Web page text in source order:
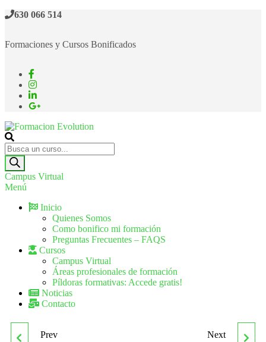
630 066 514
Formaciones y Cursos Bonificados
Formacion Evolution
Cursos de formación continua
Campus Virtual
Menú
Inicio
Quienes Somos
Como bonifico mi formación
Preguntas Frecuentes – FAQS
Cursos
Campus Virtual
Áreas profesionales de formación
Píldoras formativas: Accede gratis!
Noticias
Contacto
COMT082PO TÉCNICAS
Prev COMT120PO VENTA A
Next